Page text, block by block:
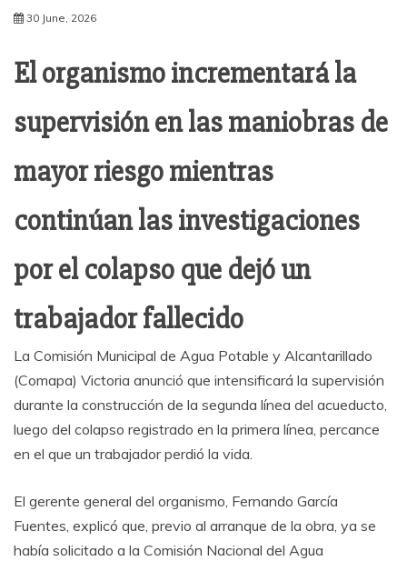
30 June, 2026
El organismo incrementará la
supervisión en las maniobras de
mayor riesgo mientras
continúan las investigaciones
por el colapso que dejó un
trabajador fallecido
La Comisión Municipal de Agua Potable y Alcantarillado
(Comapa) Victoria anunció que intensificará la supervisión
durante la construcción de la segunda línea del acueducto,
luego del colapso registrado en la primera línea, percance
en el que un trabajador perdió la vida.
El gerente general del organismo, Fernando García
Fuentes, explicó que, previo al arranque de la obra, ya se
había solicitado a la Comisión Nacional del Agua